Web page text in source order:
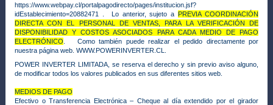
https://www.webpay.cl/portalpagodirecto/pages/institucion.jsf?
idEstablecimiento=20882471 . Lo anterior, sujeto aPREVIA COORDINACIÓN
DIRECTA CON EL PERSONAL DE VENTAS, PARA LA VERIFICACIÓN DE
DISPONIBILIDAD Y COSTOS ASOCIADOS PARA CADA MEDIO DE PAGO
ELECTRÓNICO . Como también puede realizar el pedido directamente por
nuestra página web. WWW.POWERINVERTER.CL.
POWER INVERTER LIMITADA, se reserva el derecho y sin previo aviso alguno,
de modificar todos los valores publicados en sus diferentes sitios web.
MEDIOS DE PAGO
Efectivo o Transferencia Electrónica – Cheque al día extendido por el girador